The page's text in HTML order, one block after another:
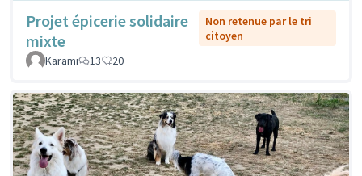
Projet épicerie solidaire
mixte
Non retenue par le tri
citoyen
Karami
13 20